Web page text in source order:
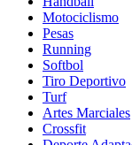
Motociclismo
Pesas
Running
Softbol
Tiro Deportivo
Turf
Artes Marciales
Crossfit